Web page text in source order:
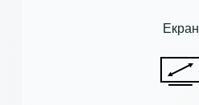
Екран